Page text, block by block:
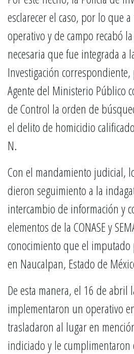
esclarecer el caso, por lo que
operativo y de campo recabó
necesaria que fue integrada a
Investigación
Agente del Ministerio Público
de Control la orden de
el delito de homicidio
N.
Con el mandamiento judicial,
dieron seguimiento a la
intercambio de información y
elementos de la CONASE y
conocimiento que el
en Naucalpan, Estado de
De esta manera, el 16 de abril
implementaron un operativo
trasladaron al lugar en
indiciado y le